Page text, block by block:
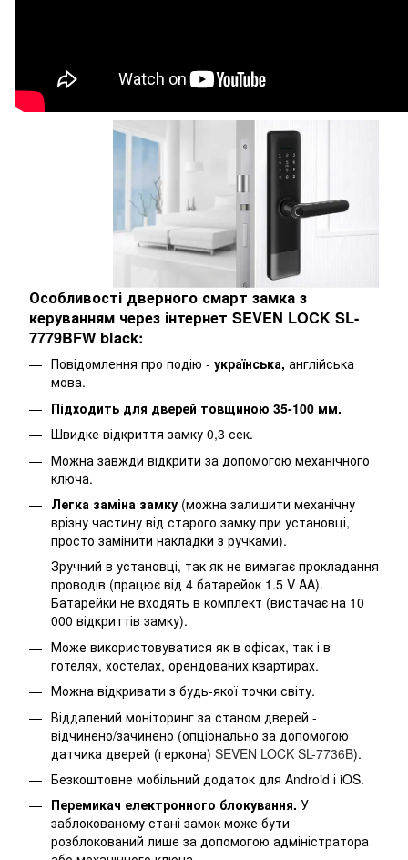
Особливості дверного смарт замка з
керуванням через інтернет SEVEN LOCK SL-
7779BFW black:
Повідомлення про подію - українська, англійська
мова.
Підходить для дверей товщиною 35-100 мм.
Швидке відкриття замку 0,3 сек.
Можна завжди відкрити за допомогою механічного
ключа.
Легка заміна замку (можна залишити механічну
врізну частину від старого замку при установці,
просто замінити накладки з ручками).
Зручний в установці, так як не вимагає прокладання
проводів (працює від 4 батарейок 1.5 V AA).
Батарейки не входять в комплект (вистачає на 10
000 відкриттів замку).
Може використовуватися як в офісах, так і в
готелях, хостелах, орендованих квартирах.
Можна відкривати з будь-якої точки світу.
Віддалений моніторинг за станом дверей -
відчинено/зачинено (опціонально за допомогою
датчика дверей (геркона) SEVEN LOCK SL-7736B).
Безкоштовне мобільний додаток для Android і iOS.
Перемикач електронного блокування. У
заблокованому стані замок може бути
розблокований лише за допомогою адміністратора